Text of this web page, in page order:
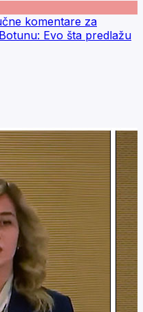
komentare za
Evo šta predlažu